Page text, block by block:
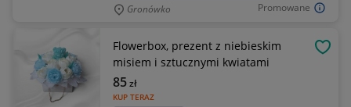
Promowane
Gronówko
Flowerbox, prezent z niebieskim
misiem i sztucznymi kwiatami
KUP TERAZ
85zł